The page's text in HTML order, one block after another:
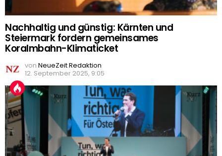
Nachhaltig und günstig: Kärnten und
Steiermark fordern gemeinsames
Koralmbahn-Klimaticket
von NeueZeit Redaktion
12. September 2025, 9:05